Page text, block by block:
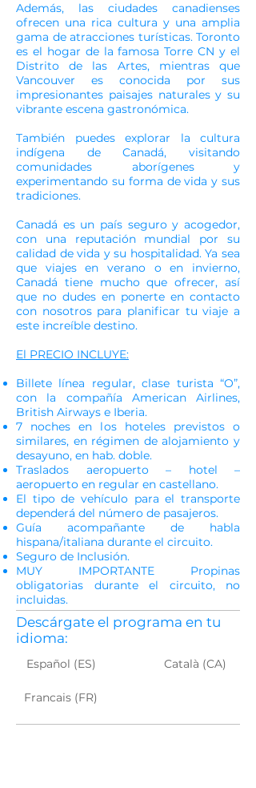
Además, las ciudades canadienses
ofrecen una rica cultura y una amplia
gama de atracciones turísticas. Toronto
es el hogar de la famosa Torre CN y el
Distrito de las Artes, mientras que
Vancouver es conocida por sus
impresionantes paisajes naturales y su
vibrante escena gastronómica.
También puedes explorar la cultura
indígena de Canadá, visitando
comunidades aborígenes y
experimentando su forma de vida y sus
tradiciones.
Canadá es un país seguro y acogedor,
con una reputación mundial por su
calidad de vida y su hospitalidad. Ya sea
que viajes en verano o en invierno,
Canadá tiene mucho que ofrecer, así
que no dudes en ponerte en contacto
con nosotros para planificar tu viaje a
este increíble destino.
El PRECIO INCLUYE:
Billete línea regular, clase turista “O”,
con la compañía American Airlines,
British Airways e Iberia.
7 noches en los hoteles previstos o
similares, en régimen de alojamiento y
desayuno, en hab. doble.
Traslados aeropuerto – hotel –
aeropuerto en regular en castellano.
El tipo de vehículo para el transporte
dependerá del número de pasajeros.
Guía acompañante de habla
hispana/italiana durante el circuito.
Seguro de Inclusión.
MUY IMPORTANTE Propinas
obligatorias durante el circuito, no
incluidas.
Descárgate el programa en tu
idioma:
Español (ES) Català (CA)
Francais (FR)